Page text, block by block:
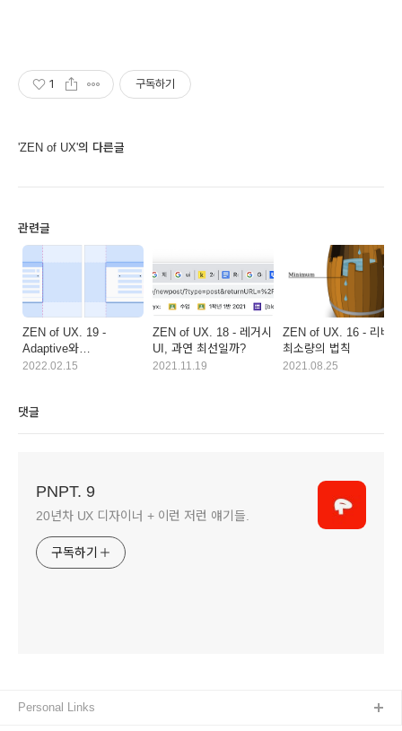
1 구독하기
'ZEN of UX'의 다른글
관련글
ZEN of UX. 19 -
Adaptive와
Responsive의 차이
2022.02.15
ZEN of UX. 18 - 레거시
UI, 과연 최선일까?
2021.11.19
ZEN of UX. 16 - 리비히
최소량의 법칙
2021.08.25
댓글
PNPT. 9
20년차 UX 디자이너 + 이런 저런 얘기들.
구독하기
Personal Links